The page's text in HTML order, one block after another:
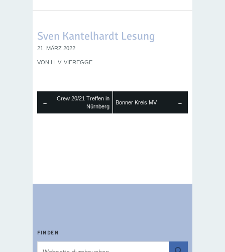
Sven Kantelhardt Lesung
21. MÄRZ 2022
VON H. V. VIEREGGE
←
Crew 20/21 Treffen in
Nürnberg
Bonner Kreis MV →
FINDEN